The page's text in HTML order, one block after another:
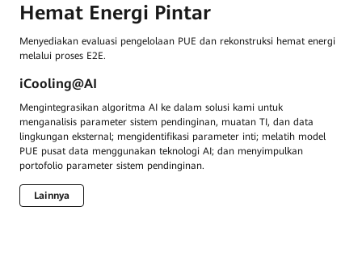
Hemat Energi Pintar
Menyediakan evaluasi pengelolaan PUE dan rekonstruksi hemat energi
melalui proses E2E.
iCooling@AI
Mengintegrasikan algoritma AI ke dalam solusi kami untuk
menganalisis parameter sistem pendinginan, muatan TI, dan data
lingkungan eksternal; mengidentifikasi parameter inti; melatih model
PUE pusat data menggunakan teknologi AI; dan menyimpulkan
portofolio parameter sistem pendinginan.
Lainnya